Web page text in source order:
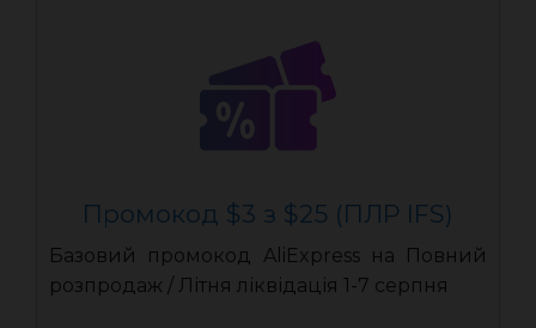
Промокод $3 з $25 (ПЛР IFS)
Базовий промокод AliExpress на Повний
розпродаж / Літня ліквідація 1-7 серпня